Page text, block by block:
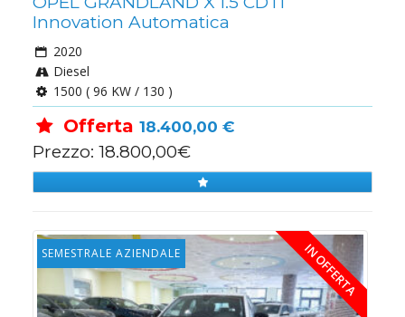
Innovation Automatica
2020
Diesel
1500 ( 96 KW / 130 )
Offerta 18.400,00 €
Prezzo: 18.800,00€
SEMESTRALE AZIENDALE IN OFFERTA